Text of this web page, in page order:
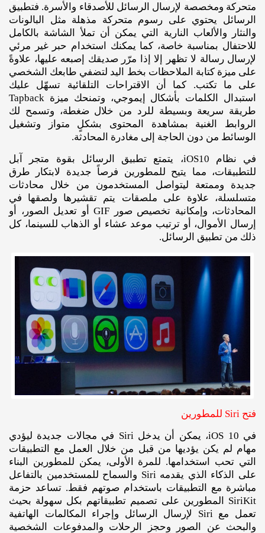
متحركة ومخصصة لإرسال الرسائل للأصدقاء والأسرة. فتطبيق
الرسائل يحتوي على رسوم متحركة مذهلة مثل البالونات
والنثار والألعاب النارية التي يمكن أن تملأ الشاشة بالكامل
للاحتفال بمناسبة خاصة، كما يمكنك استخدام حبر غير مرئي
لإرسال رسالة لا تظهر إلا إذا مرّر صديقك إصبعه عليها، علاوةً
على ميزة كتابة الملاحظات بخط اليد لتضفي طابعك الشخصي
على ما تكتب. كما أن الاقتراحات التلقائية تسهّل عليك
استبدال الكلمات بأشكال إيموجي، وتمنحك ميزة Tapback
طريقة سريعة وبسيطة للرد من خلال ضغطة، وتسمح لك
الروابط الغنية بمشاهدة المحتوى بشكلٍ متواز وتشغيل
الوسائط من دون الحاجة إلى مغادرة المحادثة.
في نظام iOS10، يتمتع تطبيق الرسائل بقوة متجر آبل
للتطبيقات، مما يتيح للمطورين فرصاً جديدة لابتكار طرق
جديدة وممتعة ليتواصل المستخدمون من خلال محادثات
متسلسلة، علاوة على ملصقات يتم تقشيرها ولصقها في
المحادثات، وإمكانية تخصيص صور GIF أو تعديل الصور، أو
إرسال الأموال، أو ترتيب موعد عشاء أو الذهاب للسينما، كل
ذلك من تطبيق الرسائل.
فتح Siri للمطورين
في iOS 10، يمكن أن يدخل Siri في مجالات جديدة ليؤدي
مهام لم يكن يؤديها من قبل من خلال العمل مع التطبيقات
التي تحب استخدامها. للمرة الأولى، يمكن للمطورين البناء
على الذكاء الذي يقدمه Siri والسماح للمستخدمين بالتفاعل
مباشرة مع التطبيقات باستخدام صوتهم فقط. تساعد حزمة
SiriKit المطورين على تصميم تطبيقاتهم بكل سهولة بحيث
تعمل مع Siri لإرسال الرسائل وإجراء المكالمات الهاتفية
والبحث عن الصور وحجز الرحلات والمدفوعات الشخصية